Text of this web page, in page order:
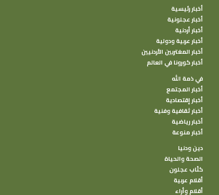
أخبار رئيسية
أخبار عجلونية
أخبار أردنية
أخبار عربية ودولية
أخبار المغتربين الأردنيين
أخبار كورونا في العالم
في ذمة الله
أخبار المجتمع
أخبار إقتصادية
أخبار ثقافية وفنية
أخبار رياضية
أخبار منوعة
دين ودنيا
الصحة والحياة
كتًاب عجلون
أقلام عربية
أقلام وأراء